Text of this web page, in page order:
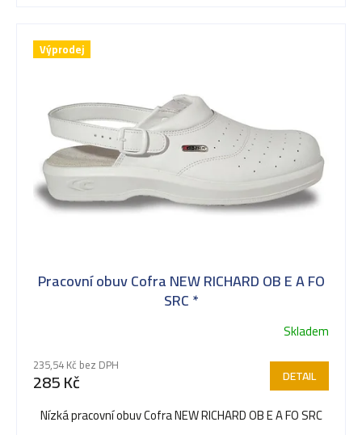
Výprodej
Pracovní obuv Cofra NEW RICHARD OB E A FO
SRC *
Skladem
235,54 Kč bez DPH
285 Kč DETAIL
Nízká pracovní obuv Cofra NEW RICHARD OB E A FO SRC